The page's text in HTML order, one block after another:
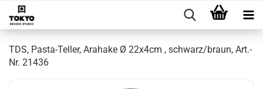
TDS, Pasta-Teller, Arahake Ø 22x4cm , schwarz/braun, Art.-
Nr. 21436